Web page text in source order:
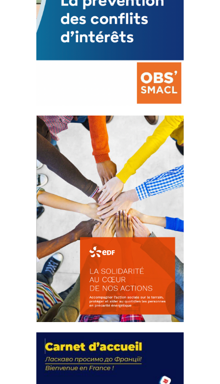
La prévention des conflits
d’intérêts
18 septembre 2023
FEUILLETER
actions
18 septembre 2023
FEUILLETER